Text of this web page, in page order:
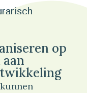
op